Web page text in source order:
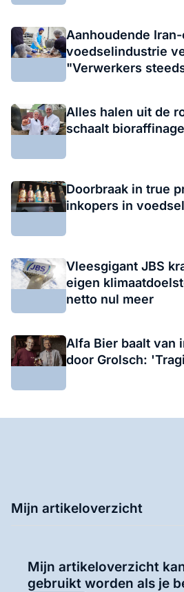
Aanhoudende
voedselindustrie
"Verwerkers
Alles halen uit de
schaalt
Doorbraak in true
inkopers in
Vleesgigant JBS
eigen
netto nul meer
Alfa Bier baalt van
door Grolsch:
Mijn artikeloverzicht
Mijn artikeloverzicht
gebruikt worden als je